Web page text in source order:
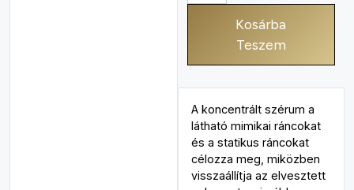
A koncentrált szérum a
látható mimikai ráncokat
és a statikus ráncokat
célozza meg, miközben
visszaállítja az elvesztett
Kosárba
Teszem